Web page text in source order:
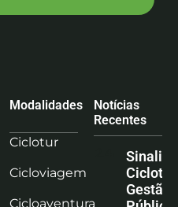
Modalidades
Ciclotur
Cicloviagem
Cicloaventura
Notícias
Recentes
Gestão